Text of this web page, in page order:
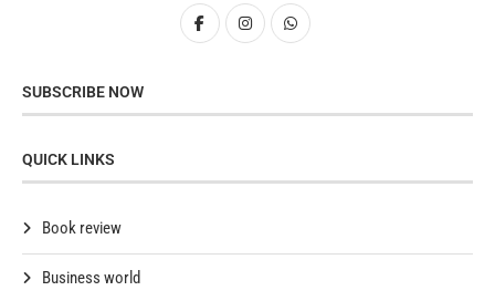
SUBSCRIBE NOW
QUICK LINKS
Book review
Business world